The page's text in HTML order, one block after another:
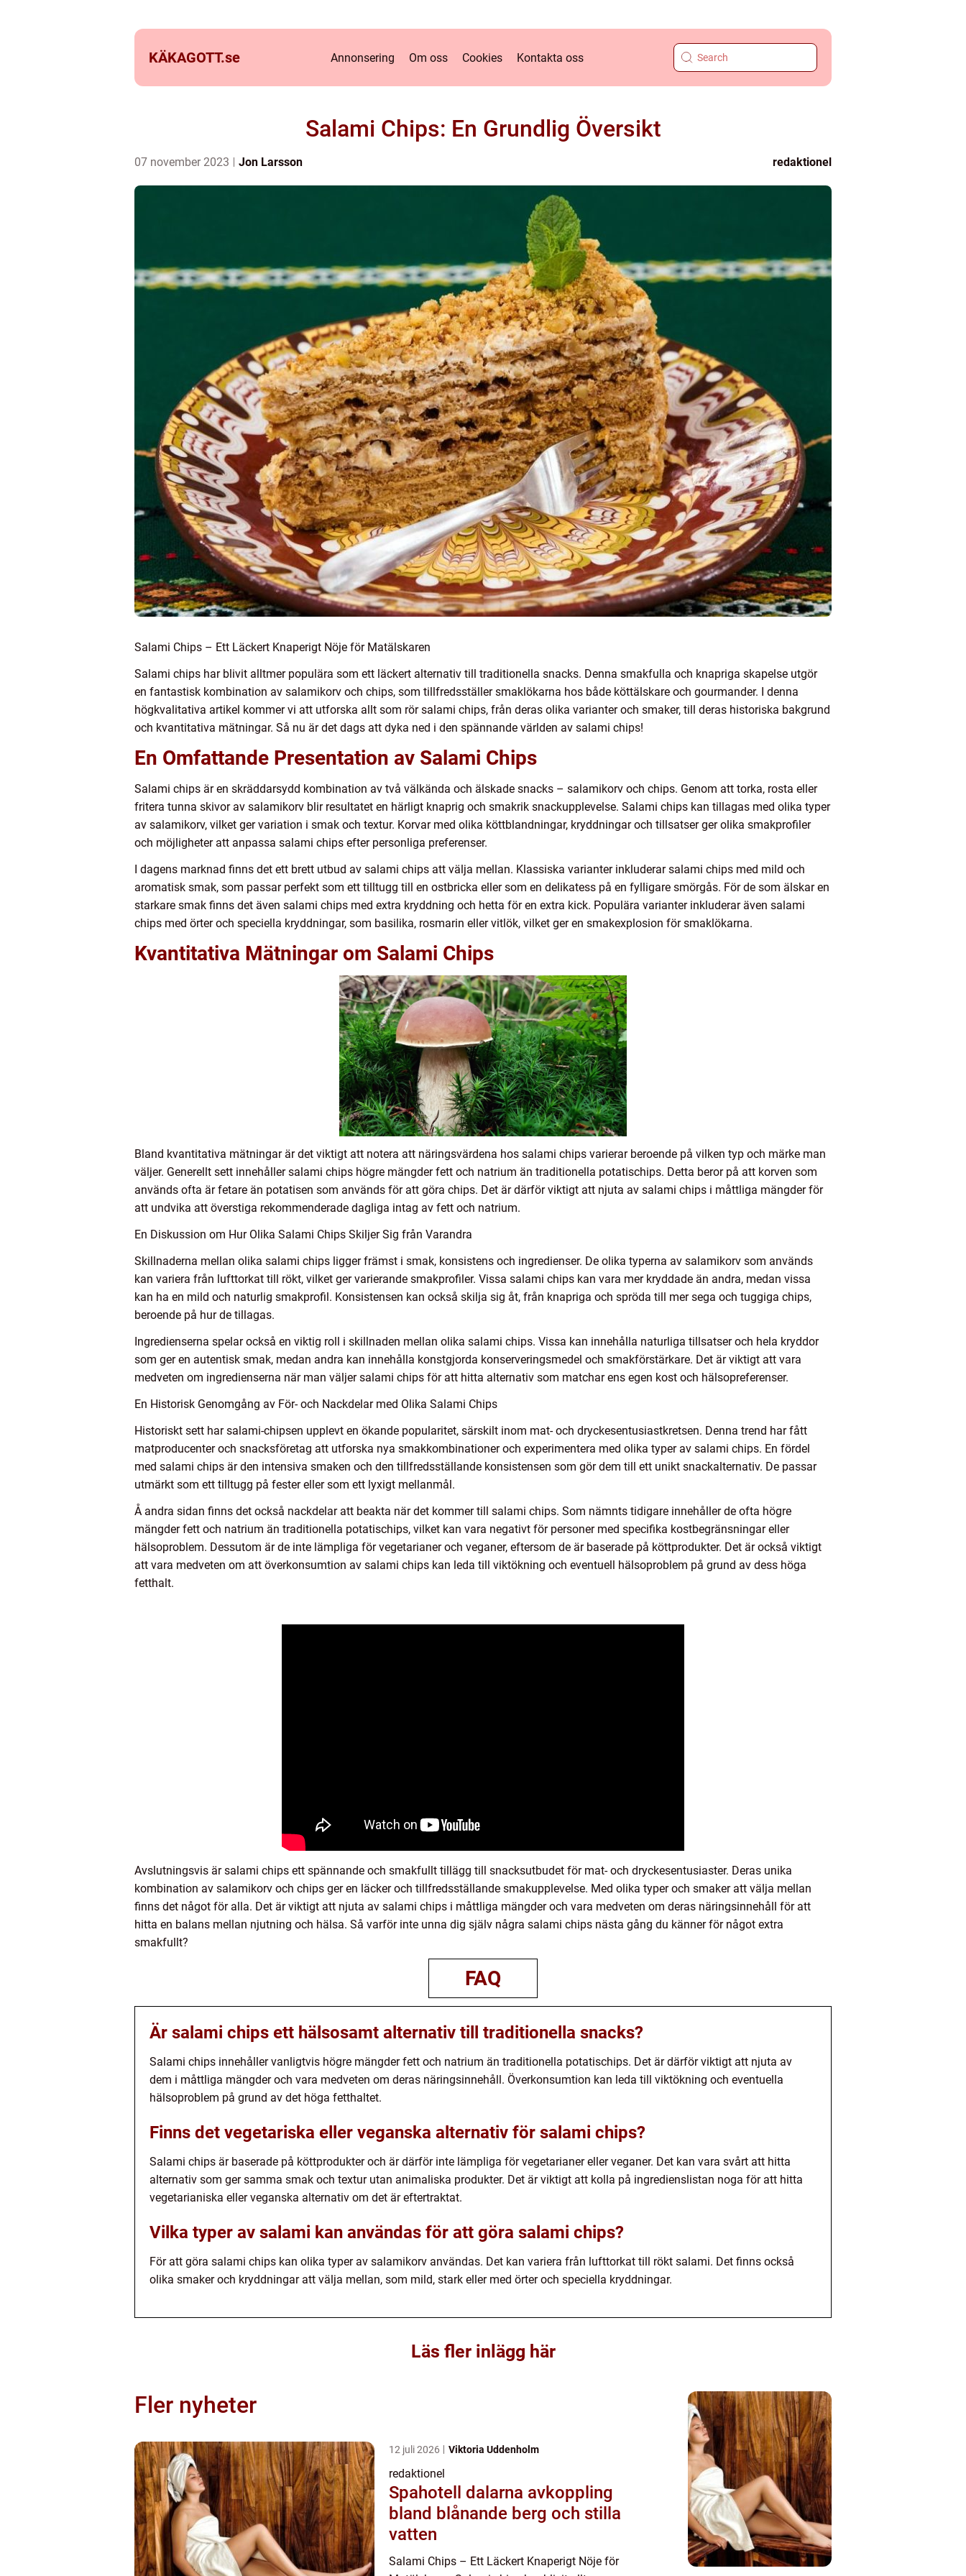
KÄKAGOTT.se Annonsering Om oss Cookies Kontakta oss
Salami Chips: En Grundlig Översikt
07 november 2023 Jon Larsson redaktionel
Salami Chips – Ett Läckert Knaperigt Nöje för Matälskaren
Salami chips har blivit alltmer populära som ett läckert alternativ till traditionella snacks. Denna smakfulla och knapriga skapelse utgör
en fantastisk kombination av salamikorv och chips, som tillfredsställer smaklökarna hos både köttälskare och gourmander. I denna
högkvalitativa artikel kommer vi att utforska allt som rör salami chips, från deras olika varianter och smaker, till deras historiska bakgrund
och kvantitativa mätningar. Så nu är det dags att dyka ned i den spännande världen av salami chips!
En Omfattande Presentation av Salami Chips
Salami chips är en skräddarsydd kombination av två välkända och älskade snacks – salamikorv och chips. Genom att torka, rosta eller
fritera tunna skivor av salamikorv blir resultatet en härligt knaprig och smakrik snackupplevelse. Salami chips kan tillagas med olika typer
av salamikorv, vilket ger variation i smak och textur. Korvar med olika köttblandningar, kryddningar och tillsatser ger olika smakprofiler
och möjligheter att anpassa salami chips efter personliga preferenser.
I dagens marknad finns det ett brett utbud av salami chips att välja mellan. Klassiska varianter inkluderar salami chips med mild och
aromatisk smak, som passar perfekt som ett tilltugg till en ostbricka eller som en delikatess på en fylligare smörgås. För de som älskar en
starkare smak finns det även salami chips med extra kryddning och hetta för en extra kick. Populära varianter inkluderar även salami
chips med örter och speciella kryddningar, som basilika, rosmarin eller vitlök, vilket ger en smakexplosion för smaklökarna.
Kvantitativa Mätningar om Salami Chips
Bland kvantitativa mätningar är det viktigt att notera att näringsvärdena hos salami chips varierar beroende på vilken typ och märke man
väljer. Generellt sett innehåller salami chips högre mängder fett och natrium än traditionella potatischips. Detta beror på att korven som
används ofta är fetare än potatisen som används för att göra chips. Det är därför viktigt att njuta av salami chips i måttliga mängder för
att undvika att överstiga rekommenderade dagliga intag av fett och natrium.
En Diskussion om Hur Olika Salami Chips Skiljer Sig från Varandra
Skillnaderna mellan olika salami chips ligger främst i smak, konsistens och ingredienser. De olika typerna av salamikorv som används
kan variera från lufttorkat till rökt, vilket ger varierande smakprofiler. Vissa salami chips kan vara mer kryddade än andra, medan vissa
kan ha en mild och naturlig smakprofil. Konsistensen kan också skilja sig åt, från knapriga och spröda till mer sega och tuggiga chips,
beroende på hur de tillagas.
Ingredienserna spelar också en viktig roll i skillnaden mellan olika salami chips. Vissa kan innehålla naturliga tillsatser och hela kryddor
som ger en autentisk smak, medan andra kan innehålla konstgjorda konserveringsmedel och smakförstärkare. Det är viktigt att vara
medveten om ingredienserna när man väljer salami chips för att hitta alternativ som matchar ens egen kost och hälsopreferenser.
En Historisk Genomgång av För- och Nackdelar med Olika Salami Chips
Historiskt sett har salami-chipsen upplevt en ökande popularitet, särskilt inom mat- och dryckesentusiastkretsen. Denna trend har fått
matproducenter och snacksföretag att utforska nya smakkombinationer och experimentera med olika typer av salami chips. En fördel
med salami chips är den intensiva smaken och den tillfredsställande konsistensen som gör dem till ett unikt snackalternativ. De passar
utmärkt som ett tilltugg på fester eller som ett lyxigt mellanmål.
Å andra sidan finns det också nackdelar att beakta när det kommer till salami chips. Som nämnts tidigare innehåller de ofta högre
mängder fett och natrium än traditionella potatischips, vilket kan vara negativt för personer med specifika kostbegränsningar eller
hälsoproblem. Dessutom är de inte lämpliga för vegetarianer och veganer, eftersom de är baserade på köttprodukter. Det är också viktigt
att vara medveten om att överkonsumtion av salami chips kan leda till viktökning och eventuell hälsoproblem på grund av dess höga
fetthalt.
Avslutningsvis är salami chips ett spännande och smakfullt tillägg till snacksutbudet för mat- och dryckesentusiaster. Deras unika
kombination av salamikorv och chips ger en läcker och tillfredsställande smakupplevelse. Med olika typer och smaker att välja mellan
finns det något för alla. Det är viktigt att njuta av salami chips i måttliga mängder och vara medveten om deras näringsinnehåll för att
hitta en balans mellan njutning och hälsa. Så varför inte unna dig själv några salami chips nästa gång du känner för något extra
smakfullt?
FAQ
Är salami chips ett hälsosamt alternativ till traditionella snacks?
Salami chips innehåller vanligtvis högre mängder fett och natrium än traditionella potatischips. Det är därför viktigt att njuta av
dem i måttliga mängder och vara medveten om deras näringsinnehåll. Överkonsumtion kan leda till viktökning och eventuella
hälsoproblem på grund av det höga fetthaltet.
Finns det vegetariska eller veganska alternativ för salami chips?
Salami chips är baserade på köttprodukter och är därför inte lämpliga för vegetarianer eller veganer. Det kan vara svårt att hitta
alternativ som ger samma smak och textur utan animaliska produkter. Det är viktigt att kolla på ingredienslistan noga för att hitta
vegetarianiska eller veganska alternativ om det är eftertraktat.
Vilka typer av salami kan användas för att göra salami chips?
För att göra salami chips kan olika typer av salamikorv användas. Det kan variera från lufttorkat till rökt salami. Det finns också
olika smaker och kryddningar att välja mellan, som mild, stark eller med örter och speciella kryddningar.
Läs fler inlägg här
Fler nyheter
12 juli 2026 Viktoria Uddenholm
redaktionel
Spahotell dalarna avkoppling
bland blånande berg och stilla
vatten
Salami Chips – Ett Läckert Knaperigt Nöje för